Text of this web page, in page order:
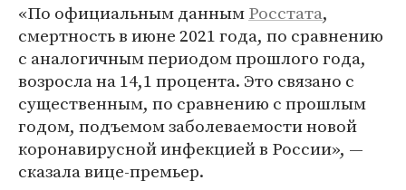
«По официальным даннымРосстата,
смертность в июне 2021 года, по сравнению
с аналогичным периодом прошлого года,
возросла на 14,1 процента. Это связано с
существенным, по сравнению с прошлым
годом, подъемом заболеваемости новой
коронавирусной инфекцией в России», —
сказала вице-премьер.